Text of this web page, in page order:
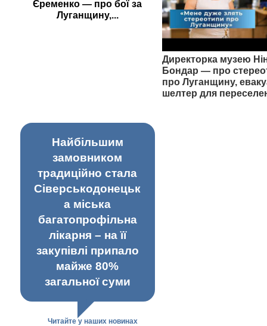
Єременко — про бої за
Луганщину,...
Директорка музею
Бондар — про
про Луганщину,
шелтер для
Найбільшим
замовником
традиційно стала
Сіверськодонецьк
а міська
багатопрофільна
лікарня – на її
закупівлі припало
майже 80%
загальної суми
Читайте у наших новинах